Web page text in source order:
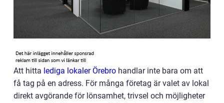
Att hitta lediga lokaler Örebro handlar inte bara om att
få tag på en adress. För många företag är valet av lokal
direkt avgörande för lönsamhet, trivsel och möjligheter